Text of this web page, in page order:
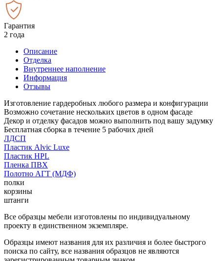
Гарантия
2 года
Описание
Отделка
Внутреннее наполнение
Информация
Отзывы
Изготовление гардеробных любого размера и конфигурации
Возможно сочетание нескольких цветов в одном фасаде
Декор и отделку фасадов можно выполнить под вашу задумку
Бесплатная сборка в течение 5 рабочих дней
ЛДСП
Пластик Alvic Luxe
Пластик HPL
Пленка ПВХ
Полотно АГТ (МДФ)
полки
корзины
штанги
Все образцы мебели изготовлены по индивидуальному
проекту в единственном экземпляре.
Образцы имеют названия для их различия и более быстрого
поиска по сайту, все названия образцов не являются